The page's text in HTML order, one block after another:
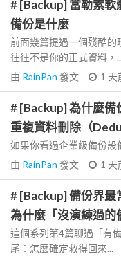
# [Backup] 當勒索軟
備份是什麼
前面幾篇提過一個殘酷
往往不是你的正式資料，
由 RainPan 發文 1 天
# [Backup] 為什麼備
重複資料刪除（
如果你看過企業級備份設
由 RainPan 發文 1 天
# [Backup] 備份界最
為什麼「沒演練過的
這個系列第4篇聊過「有
尾：怎麼確定救得回來...